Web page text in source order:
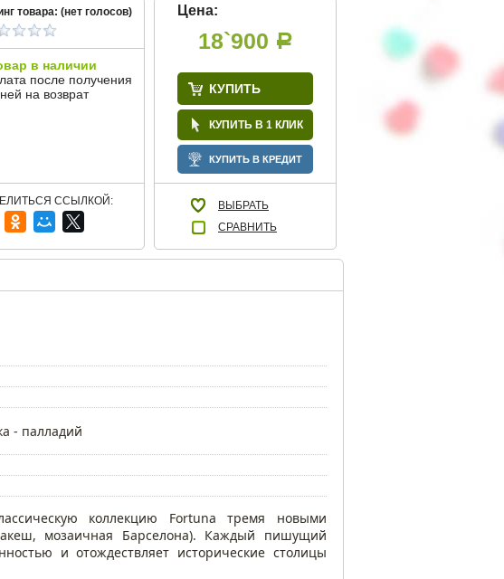
товара: (нет голосов)
в наличии
после получения
на возврат
ССЫЛКОЙ:
Цена:
18`900 Р
КУПИТЬ
КУПИТЬ В 1 КЛИК
КУПИТЬ В КРЕДИТ
ВЫБРАТЬ
СРАВНИТЬ
- палладий
коллекцию Fortuna тремя новыми
мозаичная Барселона). Каждый пишущий
и отождествляет исторические столицы